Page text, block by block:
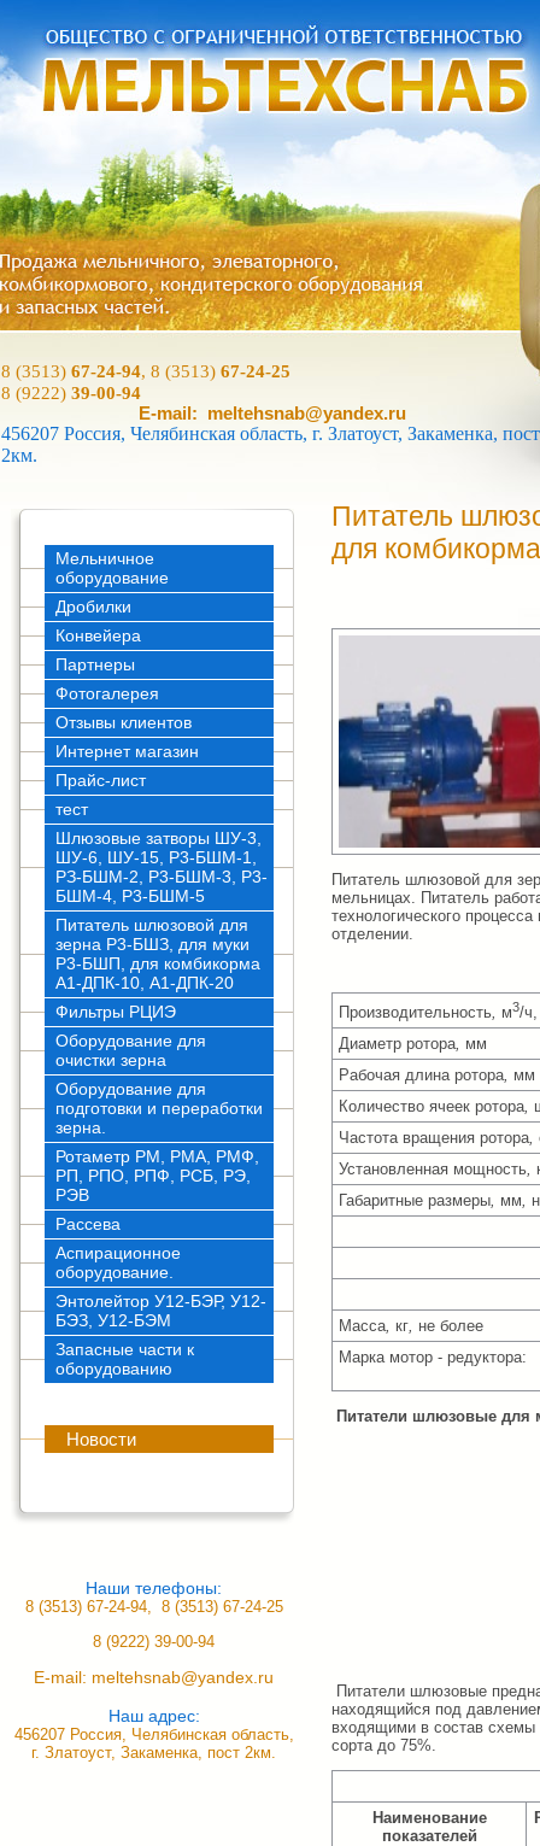
8 (3513) 67-24-94, 8 (3513) 67-24-25
8 (9222) 39-00-94
E-mail: meltehsnab@yandex.ru
456207 Россия, Челябинская область, г. Златоуст, Закаменка, пост
2км.
Мельничное
оборудование
Дробилки
Конвейера
Партнеры
Фотогалерея
Отзывы клиентов
Интернет магазин
Прайс-лист
тест
Шлюзовые затворы ШУ-3,
ШУ-6, ШУ-15, Р3-БШМ-1,
РЗ-БШМ-2, Р3-БШМ-3, Р3-
БШМ-4, Р3-БШМ-5
Питатель шлюзовой для
зерна Р3-БШЗ, для муки
Р3-БШП, для комбикорма
А1-ДПК-10, А1-ДПК-20
Фильтры РЦИЭ
Оборудование для
очистки зерна
Оборудование для
подготовки и переработки
зерна.
Ротаметр РМ, РМА, РМФ,
РП, РПО, РПФ, РСБ, РЭ,
РЭВ
Рассева
Аспирационное
оборудование.
Энтолейтор У12-БЭР, У12-
БЭЗ, У12-БЭМ
Запасные части к
оборудованию
Новости
Наши телефоны:
8 (3513) 67-24-94, 8 (3513) 67-24-25
8 (9222) 39-00-94
E-mail: meltehsnab@yandex.ru
Наш адрес:
456207 Россия, Челябинская область,
г. Златоуст, Закаменка, пост 2км.
Питатель
для
Питатель шлюзовой для
мельницах. Питатель
технологического
отделении.
Производительность, м3/ч,
Диаметр ротора, мм
Рабочая длина ротора, мм
Количество ячеек ротора,
Частота вращения ротора,
Установленная мощность,
Габаритные размеры, мм,
Масса, кг, не более
Марка мотор - редуктора:
Питатели шлюзовые
Питатели шлюзовые
находящийся под
входящими в состав схемы
сорта до 75%.
Наименование
показателей